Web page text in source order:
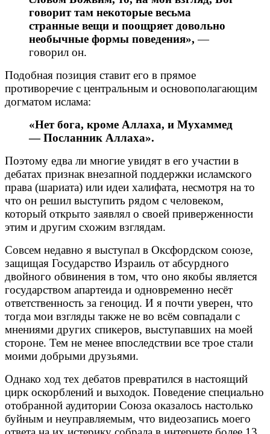
говорит там некоторые весьма
странные вещи и поощряет довольно
необычные формы поведения», —
говорил он.
Подобная позиция ставит его в прямое
противоречие с центральным и основополагающим
догматом ислама:
«Нет бога, кроме Аллаха, и Мухаммед
— Посланник Аллаха».
Поэтому едва ли многие увидят в его участии в
дебатах признак внезапной поддержки исламского
права (шариата) или идеи халифата, несмотря на то
что он решил выступить рядом с человеком,
который открыто заявлял о своей приверженности
этим и другим схожим взглядам.
Совсем недавно я выступал в Оксфордском союзе,
защищая Государство Израиль от абсурдного
двойного обвинения в том, что оно якобы является
государством апартеида и одновременно несёт
ответственность за геноцид. И я почти уверен, что
тогда мои взгляды также не во всём совпадали с
мнениями других спикеров, выступавших на моей
стороне. Тем не менее впоследствии все трое стали
моими добрыми друзьями.
Однако ход тех дебатов превратился в настоящий
цирк оскорблений и выходок. Поведение специально
отобранной аудитории Союза оказалось настолько
буйным и неуправляемым, что видеозапись моего